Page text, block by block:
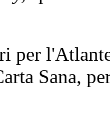
per
Sana,